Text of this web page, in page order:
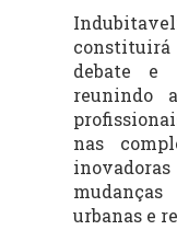
constituirá
debate e
reunindo
nas
urbanas e